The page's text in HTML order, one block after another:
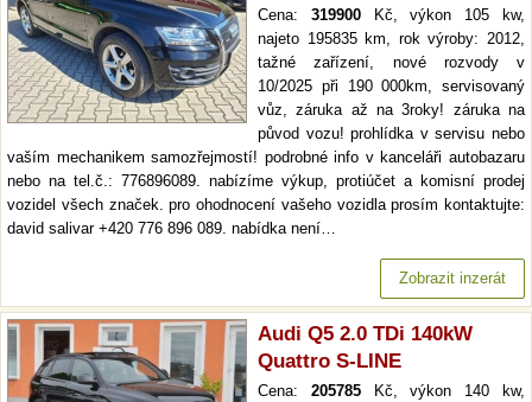
Cena: 319900Kč, výkon 105 kw,
najeto 195835 km, rok výroby: 2012,
tažné zařízení, nové rozvody v
10/2025 při 190 000km, servisovaný
vůz, záruka až na 3roky! záruka na
původ vozu! prohlídka v servisu nebo
vaším mechanikem samozřejmostí! podrobné info v kanceláři autobazaru
nebo na tel.č.: 776896089. nabízíme výkup, protiúčet a komisní prodej
vozidel všech značek. pro ohodnocení vašeho vozidla prosím kontaktujte:
david salivar +420 776 896 089. nabídka není…
Zobrazit inzerát
Audi Q5 2.0 TDi 140kW
Quattro S-LINE
Cena: 205785Kč, výkon 140 kw,